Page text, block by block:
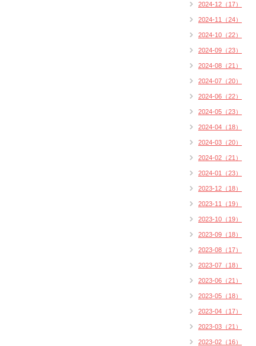
2024-12（17）
2024-11（24）
2024-10（22）
2024-09（23）
2024-08（21）
2024-07（20）
2024-06（22）
2024-05（23）
2024-04（18）
2024-03（20）
2024-02（21）
2024-01（23）
2023-12（18）
2023-11（19）
2023-10（19）
2023-09（18）
2023-08（17）
2023-07（18）
2023-06（21）
2023-05（18）
2023-04（17）
2023-03（21）
2023-02（16）